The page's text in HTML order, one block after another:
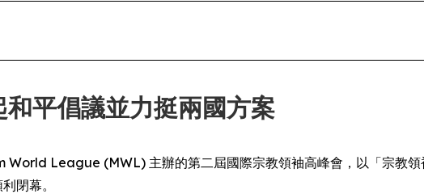
平倡議並力挺兩國方案
World League (MWL) 主辦的第二屆國際宗教領袖高峰會，以「宗教
閉幕。